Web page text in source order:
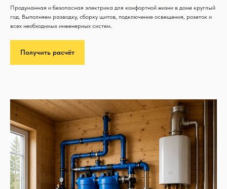
Продуманная и безопасная электрика для комфортной жизни в доме круглый
год. Выполняем разводку, сборку щитов, подключение освещения, розеток и
всех необходимых инженерных систем.
Получить расчёт